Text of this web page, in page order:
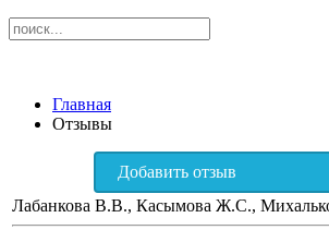
Главная
Отзывы
Добавить отзыв
Лабанкова В.В., Касымова Ж.С.,